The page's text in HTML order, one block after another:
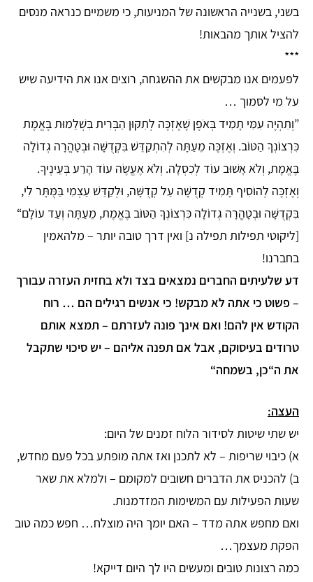
בשני, בשנייה הראשונה של המניעות, כי משמיים כנראה מנסים
להציל אותך מהבאות!
***
לפעמים אנו מבקשים את ההשגחה, רוצים אנו את הידיעה שיש
על מי לסמוך …
”וְתִהְיֶה עִמִּי תָמִיד בְּאֹפֶן שֶׁאֶזְכֶּה לְתִקּוּן הַבְּרִית בִּשְׁלֵמוּת בֶּאֱמֶת
כִּרְצוֹנְךָ הַטּוֹב. וְאֶזְכֶּה מֵעַתָּה לְהִתְקַדֵּשׁ בִּקְדֻשָּׁה וּבְטָהֳרָה גְדוֹלָה
בֶּאֱמֶת, וְלֹא אָשׁוּב עוֹד לְכִסְלָה. וְלֹא אֶעֱשֶׂה עוֹד הָרַע בְּעֵינֶיךָ.
וְאֶזְכֶּה לְהוֹסִיף תָּמִיד קְדֻשָּׁה עַל קְדֻשָּׁה, וּלְקַדֵּשׁ עַצְמִי בַּמֻּתָּר לִי,
בִּקְדֻשָּׁה וּבְטָהֳרָה גְדוֹלָה כִּרְצוֹנְךָ הַטּוֹב בֶּאֱמֶת, מֵעַתָּה וְעַד עוֹלָם“
[ליקוטי תפילות תפילה נ] ואין דרך טובה יותר – מלהאמין
בחברנו!
דע שלעיתים החברים נמצאים בצד ולא בחזית העזרה עבורך
– פשוט כי אתה לא מבקש! כי אנשים רגילים הם … רוח
הקודש אין להם! ואם אינך פונה לעזרתם – תמצא אותם
טרודים בעיסוקם, אבל אם תפנה אליהם – יש סיכוי שתקבל
את ה“כן, בשמחה“
העצה:
יש שתי שיטות לסידור הלוח זמנים של היום:
א) כיבוי שריפות – לא לתכנן ואז אתה מופתע בכל פעם מחדש,
ב) להכניס את הדברים חשובים למקומם – ולמלא את שאר
שעות הפעילות עם המשימות המזדמנות.
ואם מחפש אתה מדד – האם יומך היה מוצלח… חפש כמה טוב
הפקת מעצמך…
כמה רצונות טובים ומעשים היו לך היום דייקא!